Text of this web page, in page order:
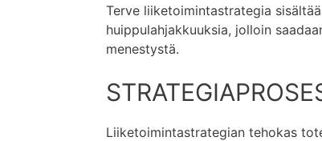
Terve liiketoimintastrategia
huippulahjakkuuksia, jolloin
menestystä.
Liiketoimintastrategian tehokas